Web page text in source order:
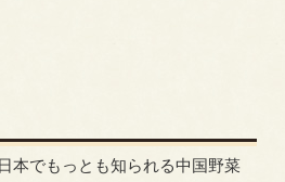
本でもっとも知られる中国野菜